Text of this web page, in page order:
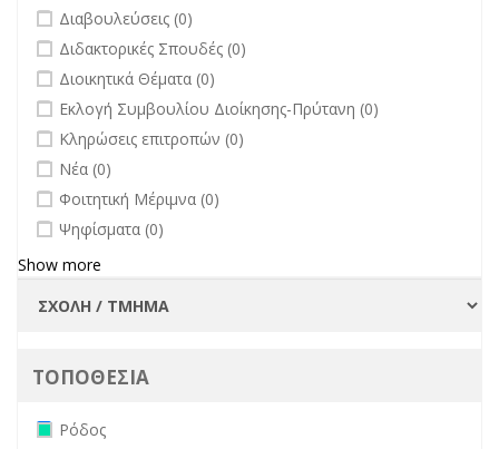
undefined
Διαβουλεύσεις (0)
undefined
Διδακτορικές Σπουδές (0)
undefined
Διοικητικά Θέματα (0)
undefined
Εκλογή Συμβουλίου Διοίκησης-Πρύτανη (0)
undefined
Κληρώσεις επιτροπών (0)
undefined
Νέα (0)
undefined
Φοιτητική Μέριμνα (0)
undefined
Ψηφίσματα (0)
Show more
ΤΟΠΟΘΕΣΙΑ
Remove Ρόδος filter
Ρόδος